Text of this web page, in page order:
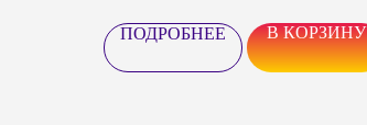
ПОДРОБНЕЕ В КОРЗИНУ